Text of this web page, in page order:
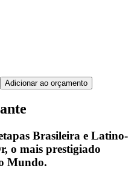
Adicionar ao orçamento
Brasileira e Latino-
o mais prestigiado
Mundo.